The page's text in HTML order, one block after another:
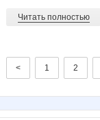
Читать полностью
< 1 2